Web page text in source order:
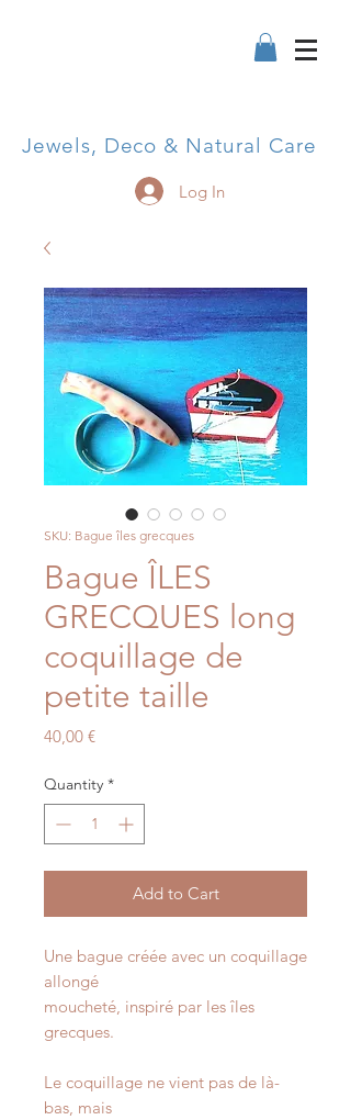
Jewels, Deco & Natural Care
Log In
SKU: Bague îles grecques
Bague ÎLES
GRECQUES long
coquillage de
petite taille
40,00 €Price
Quantity *
Add to Cart
Une bague créée avec un coquillage
allongé
moucheté, inspiré par les îles
grecques.
Le coquillage ne vient pas de là-
bas, mais